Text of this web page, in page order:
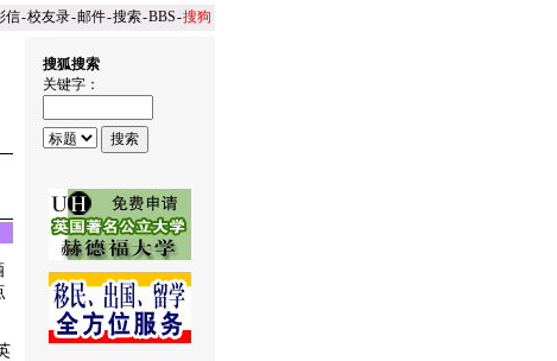
信-校友录-邮件-搜索-BBS-搜狗
搜狐搜索
关键字：